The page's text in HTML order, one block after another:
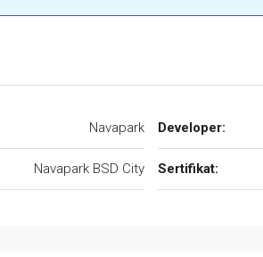
Navapark
Navapark BSD City
Developer:
Sertifikat: